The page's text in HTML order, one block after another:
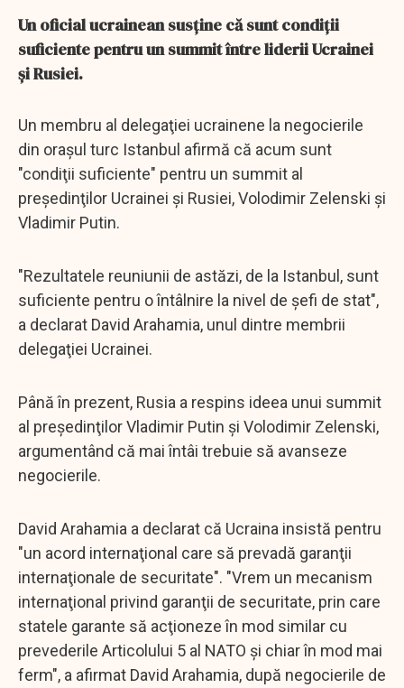
Un oficial ucrainean susţine că sunt condiţii
suficiente pentru un summit între liderii Ucrainei
şi Rusiei.
Un membru al delegaţiei ucrainene la negocierile
din oraşul turc Istanbul afirmă că acum sunt
"condiţii suficiente" pentru un summit al
preşedinţilor Ucrainei şi Rusiei, Volodimir Zelenski şi
Vladimir Putin.
"Rezultatele reuniunii de astăzi, de la Istanbul, sunt
suficiente pentru o întâlnire la nivel de şefi de stat",
a declarat David Arahamia, unul dintre membrii
delegaţiei Ucrainei.
Până în prezent, Rusia a respins ideea unui summit
al preşedinţilor Vladimir Putin şi Volodimir Zelenski,
argumentând că mai întâi trebuie să avanseze
negocierile.
David Arahamia a declarat că Ucraina insistă pentru
"un acord internaţional care să prevadă garanţii
internaţionale de securitate". "Vrem un mecanism
internaţional privind garanţii de securitate, prin care
statele garante să acţioneze în mod similar cu
prevederile Articolului 5 al NATO şi chiar în mod mai
ferm", a afirmat David Arahamia, după negocierile de